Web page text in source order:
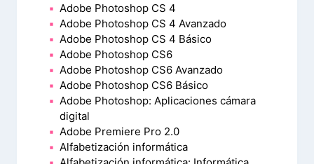
Adobe Photoshop CS 4
Adobe Photoshop CS 4 Avanzado
Adobe Photoshop CS 4 Básico
Adobe Photoshop CS6
Adobe Photoshop CS6 Avanzado
Adobe Photoshop CS6 Básico
Adobe Photoshop: Aplicaciones cámara
digital
Adobe Premiere Pro 2.0
Alfabetización informática